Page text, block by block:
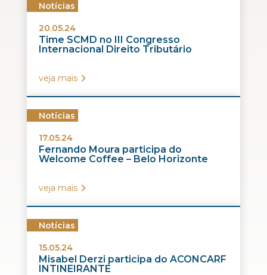
Notícias
20.05.24
Time SCMD no III Congresso
Internacional Direito Tributário
veja mais
Notícias
17.05.24
Fernando Moura participa do
Welcome Coffee – Belo Horizonte
veja mais
Notícias
15.05.24
Misabel Derzi participa do ACONCARF
INTINEIRANTE